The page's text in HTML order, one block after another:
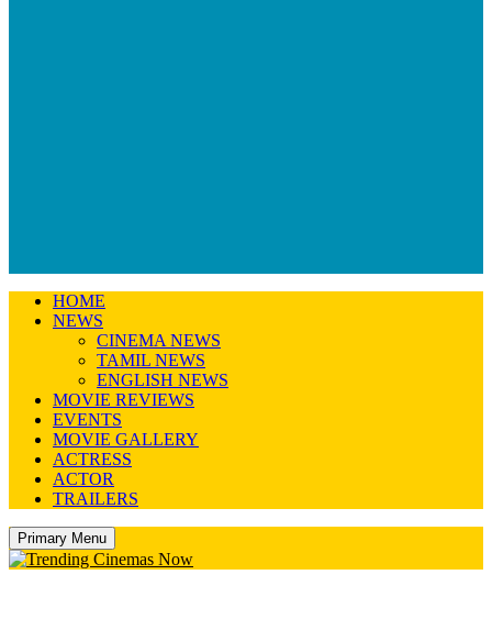
HOME
NEWS
CINEMA NEWS
TAMIL NEWS
ENGLISH NEWS
MOVIE REVIEWS
EVENTS
MOVIE GALLERY
ACTRESS
ACTOR
TRAILERS
Primary Menu